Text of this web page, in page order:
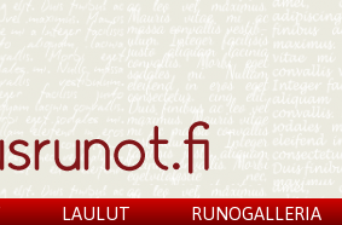
LAULUT
RUNOGALLERIA